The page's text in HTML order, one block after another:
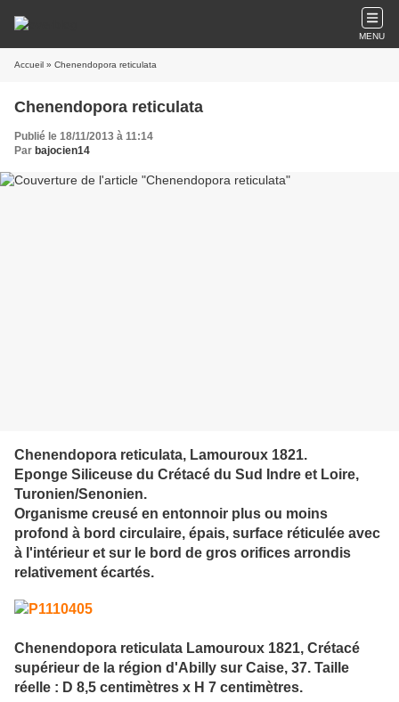
MENU
Accueil » Chenendopora reticulata
Chenendopora reticulata
Publié le 18/11/2013 à 11:14
Par bajocien14
Chenendopora reticulata, Lamouroux 1821.
Eponge Siliceuse du Crétacé du Sud Indre et Loire,
Turonien/Senonien.
Organisme creusé en entonnoir plus ou moins
profond à bord circulaire, épais, surface réticulée avec
à l'intérieur et sur le bord de gros orifices arrondis
relativement écartés.
Chenendopora reticulata Lamouroux 1821, Crétacé
supérieur de la région d'Abilly sur Caise, 37. Taille
réelle : D 8,5 centimètres x H 7 centimètres.